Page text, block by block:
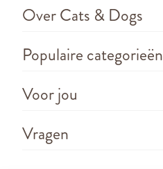
Over Cats & Dogs
Populaire categorieën
Voor jou
Vragen